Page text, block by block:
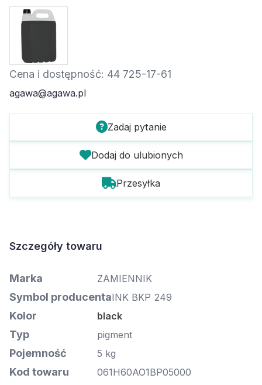
Cena i dostępność: 44 725-17-61
agawa@agawa.pl
Zadaj pytanie
Dodaj do ulubionych
Przesyłka
Szczegóły towaru
Marka ZAMIENNIK
Symbol producentaINK BKP 249
Kolor black
Typ pigment
Pojemność 5 kg
Kod towaru 061H60AO1BP05000